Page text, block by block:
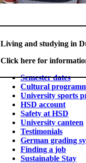
Living and studying in
Click here for
Semester dates
Cultural
University sports
HSD account
Safety at HSD
University canteen
Testimonials
German grading
Finding a job
Sustainable Stay